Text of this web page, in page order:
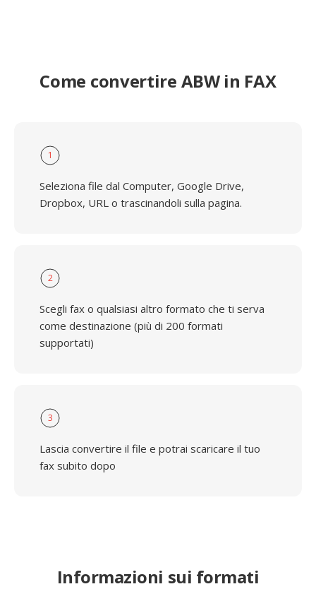
Come convertire ABW in FAX
1
Seleziona file dal Computer, Google Drive,
Dropbox, URL o trascinandoli sulla pagina.
2
Scegli fax o qualsiasi altro formato che ti serva
come destinazione (più di 200 formati
supportati)
3
Lascia convertire il file e potrai scaricare il tuo
fax subito dopo
Informazioni sui formati